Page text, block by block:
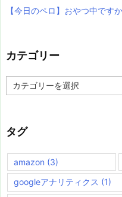
【今日のペロ】おやつ中です
カテゴリー
テ
ー
タグ
amazon (3)
googleアナリティクス (1)